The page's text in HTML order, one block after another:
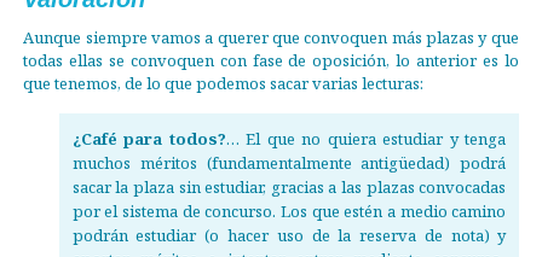
Aunque siempre vamos a querer que convoquen más plazas y que
todas ellas se convoquen con fase de oposición, lo anterior es lo
que tenemos, de lo que podemos sacar varias lecturas:
¿Café para todos?… El que no quiera estudiar y tenga
muchos méritos (fundamentalmente antigüedad) podrá
sacar la plaza sin estudiar, gracias a las plazas convocadas
por el sistema de concurso. Los que estén a medio camino
podrán estudiar (o hacer uso de la reserva de nota) y